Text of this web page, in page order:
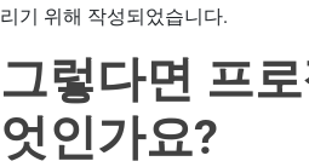
리기 위해 작성되었습니다.
그렇다면 프
엇인가요?